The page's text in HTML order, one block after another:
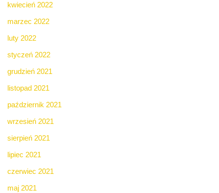
kwiecień 2022
marzec 2022
luty 2022
styczeń 2022
grudzień 2021
listopad 2021
październik 2021
wrzesień 2021
sierpień 2021
lipiec 2021
czerwiec 2021
maj 2021